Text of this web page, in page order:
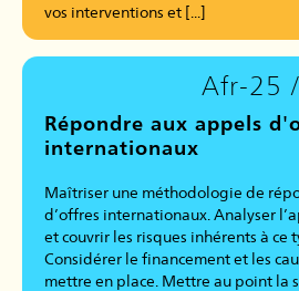
vos interventions et [...]
Afr-25
Répondre aux appels
internationaux
Maîtriser une méthodologie de
d’offres internationaux. Analyser
et couvrir les risques inhérents à ce
Considérer le financement et les
mettre en place. Mettre au point la